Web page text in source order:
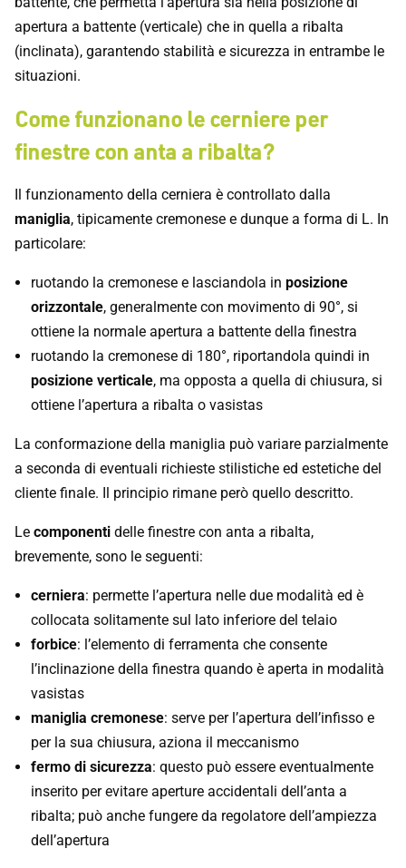
apertura a battente (verticale) che in quella a ribalta
(inclinata), garantendo stabilità e sicurezza in entrambe le
situazioni.
Come funzionano le cerniere per
finestre con anta a ribalta?
Il funzionamento della cerniera è controllato dalla
maniglia, tipicamente cremonese e dunque a forma di L. In
particolare:
ruotando la cremonese e lasciandola in posizione
orizzontale, generalmente con movimento di 90°, si
ottiene la normale apertura a battente della finestra
ruotando la cremonese di 180°, riportandola quindi in
posizione verticale, ma opposta a quella di chiusura, si
ottiene l’apertura a ribalta o vasistas
La conformazione della maniglia può variare parzialmente
a seconda di eventuali richieste stilistiche ed estetiche del
cliente finale. Il principio rimane però quello descritto.
Le componenti delle finestre con anta a ribalta,
brevemente, sono le seguenti:
cerniera: permette l’apertura nelle due modalità ed è
collocata solitamente sul lato inferiore del telaio
forbice: l’elemento di ferramenta che consente
l’inclinazione della finestra quando è aperta in modalità
vasistas
maniglia cremonese: serve per l’apertura dell’infisso e
per la sua chiusura, aziona il meccanismo
fermo di sicurezza: questo può essere eventualmente
inserito per evitare aperture accidentali dell’anta a
ribalta; può anche fungere da regolatore dell’ampiezza
dell’apertura